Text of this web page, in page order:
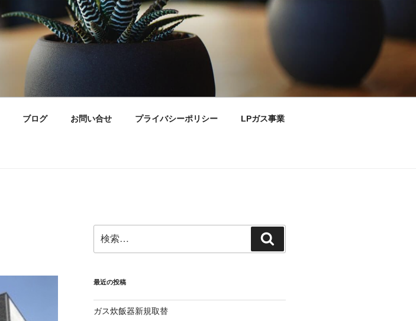
ブログ お問い合せ プライバシーポリシー LPガス事業
索:
索
最近の投稿
ガス炊飯器新規取替